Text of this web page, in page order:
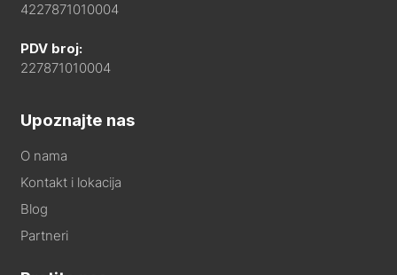
4227871010004
PDV broj:
227871010004
Upoznajte nas
O nama
Kontakt i lokacija
Blog
Partneri